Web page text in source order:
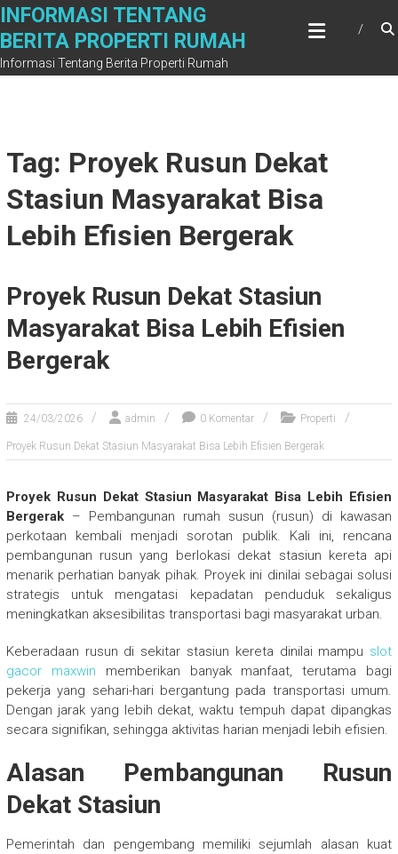
Skip
content
INFORMASI TENTANG
BERITA PROPERTI RUMAH
Informasi Tentang Berita Properti Rumah
Tag: Proyek Rusun Dekat
Stasiun Masyarakat Bisa
Lebih Efisien Bergerak
Proyek Rusun Dekat Stasiun
Masyarakat Bisa Lebih Efisien
Bergerak
24/03/2026 admin 0 Komentar Properti
Proyek Rusun Dekat Stasiun Masyarakat Bisa Lebih Efisien Bergerak
Proyek Rusun Dekat Stasiun Masyarakat Bisa Lebih Efisien
Bergerak– Pembangunan rumah susun (rusun) di kawasan
perkotaan kembali menjadi sorotan publik. Kali ini, rencana
pembangunan rusun yang berlokasi dekat stasiun kereta api
menarik perhatian banyak pihak. Proyek ini dinilai sebagai solusi
strategis untuk mengatasi kepadatan penduduk sekaligus
meningkatkan aksesibilitas transportasi bagi masyarakat urban.
Keberadaan rusun di sekitar stasiun kereta dinilai mampu slot
gacor maxwin memberikan banyak manfaat, terutama bagi
pekerja yang sehari-hari bergantung pada transportasi umum.
Dengan jarak yang lebih dekat, waktu tempuh dapat dipangkas
secara signifikan, sehingga aktivitas harian menjadi lebih efisien.
Alasan Pembangunan Rusun
Dekat Stasiun
Pemerintah dan pengembang memiliki sejumlah alasan kuat